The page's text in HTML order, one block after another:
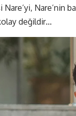
Nare’yi, Nare’nin
değildir…